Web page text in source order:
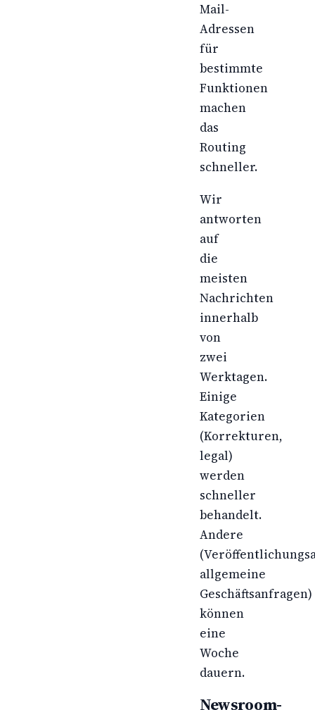
Mail-
Adressen
für
bestimmte
Funktionen
machen
das
Routing
schneller.
Wir
antworten
auf
die
meisten
Nachrichten
innerhalb
von
zwei
Werktagen.
Einige
Kategorien
(Korrekturen,
legal)
werden
schneller
behandelt.
Andere
allgemeine
Geschäftsanfragen)
können
eine
Woche
dauern.
Newsroom-